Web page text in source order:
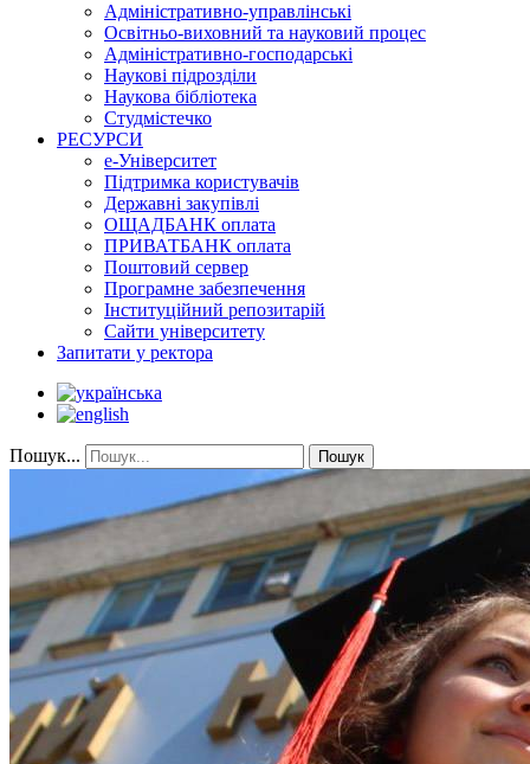
Адміністративно-управлінські
Освітньо-виховний та науковий процес
Адміністративно-господарські
Наукові підрозділи
Наукова бібліотека
Студмістечко
РЕСУРСИ
е-Університет
Підтримка користувачів
Державні закупівлі
ОЩАДБАНК оплата
ПРИВАТБАНК оплата
Поштовий сервер
Програмне забезпечення
Інституційний репозитарій
Сайти університету
Запитати у ректора
Пошук... Пошук